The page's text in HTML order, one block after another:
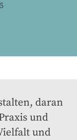
daran
und
und